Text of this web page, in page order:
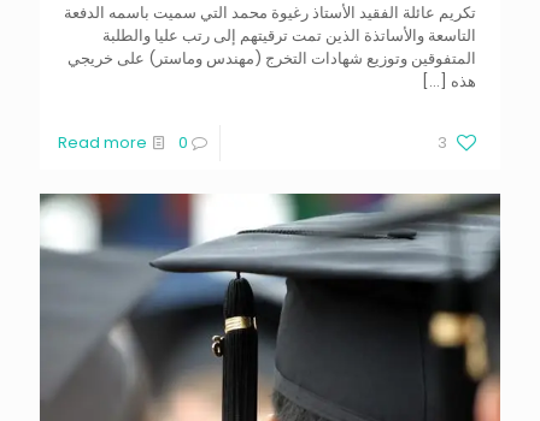
تكريم عائلة الفقيد الأستاذ رغيوة محمد التي سميت باسمه الدفعة
التاسعة والأساتذة الذين تمت ترقيتهم إلى رتب عليا والطلبة
المتفوقين وتوزيع شهادات التخرج (مهندس وماستر) على خريجي
هذه […]
3
0
Read more